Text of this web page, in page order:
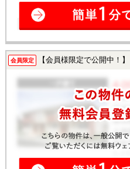
会員限定 【会員様限定で公開中！】